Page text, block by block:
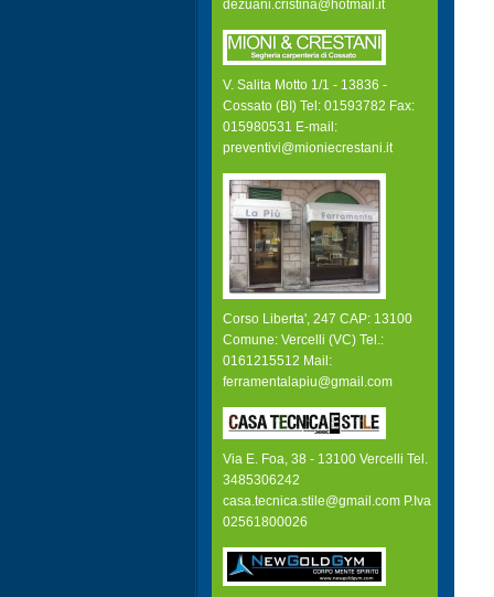
dezuani.cristina@hotmail.it
V. Salita Motto 1/1 - 13836 -
Cossato (BI) Tel: 01593782 Fax:
015980531 E-mail:
preventivi@mioniecrestani.it
Corso Liberta', 247 CAP: 13100
Comune: Vercelli (VC) Tel.:
0161215512 Mail:
ferramentalapiu@gmail.com
Via E. Foa, 38 - 13100 Vercelli Tel.
3485306242
casa.tecnica.stile@gmail.com P.Iva
02561800026